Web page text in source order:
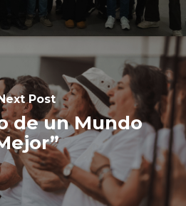
Post
de un Mundo